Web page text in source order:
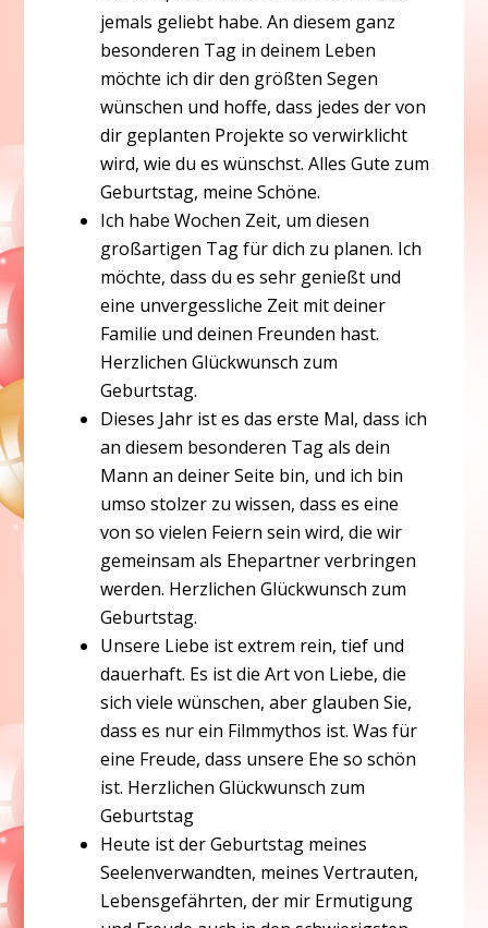
jemals geliebt habe. An diesem ganz
besonderen Tag in deinem Leben
möchte ich dir den größten Segen
wünschen und hoffe, dass jedes der von
dir geplanten Projekte so verwirklicht
wird, wie du es wünschst. Alles Gute zum
Geburtstag, meine Schöne.
Ich habe Wochen Zeit, um diesen
großartigen Tag für dich zu planen. Ich
möchte, dass du es sehr genießt und
eine unvergessliche Zeit mit deiner
Familie und deinen Freunden hast.
Herzlichen Glückwunsch zum
Geburtstag.
Dieses Jahr ist es das erste Mal, dass ich
an diesem besonderen Tag als dein
Mann an deiner Seite bin, und ich bin
umso stolzer zu wissen, dass es eine
von so vielen Feiern sein wird, die wir
gemeinsam als Ehepartner verbringen
werden. Herzlichen Glückwunsch zum
Geburtstag.
Unsere Liebe ist extrem rein, tief und
dauerhaft. Es ist die Art von Liebe, die
sich viele wünschen, aber glauben Sie,
dass es nur ein Filmmythos ist. Was für
eine Freude, dass unsere Ehe so schön
ist. Herzlichen Glückwunsch zum
Geburtstag
Heute ist der Geburtstag meines
Seelenverwandten, meines Vertrauten,
Lebensgefährten, der mir Ermutigung